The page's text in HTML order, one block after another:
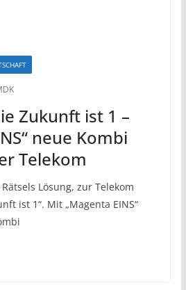
Zukunft ist 1 –
neue Kombi
Telekom
Lösung, zur Telekom
ist 1“. Mit „Magenta EINS“